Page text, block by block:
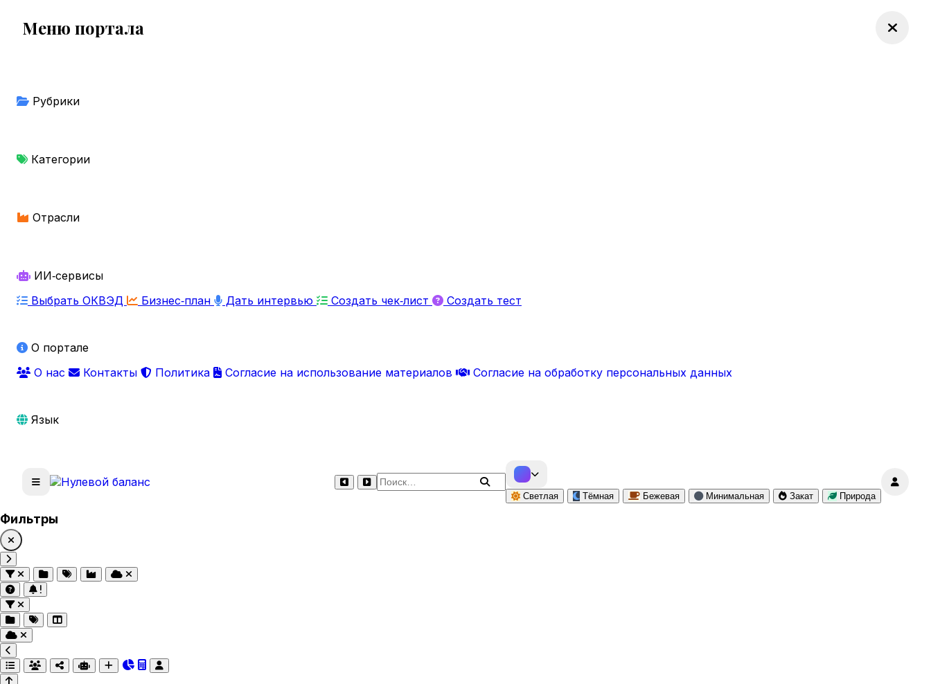
Меню портала
Рубрики
Категории
Отрасли
ИИ‑сервисы
Выбрать ОКВЭД
Бизнес‑план Дать интервью Создать чек‑лист Создать тест
О портале
О нас
Контакты Политика Согласие на использование материалов Согласие на обработку персональных данных
Язык
Поиск по сайту
Светлая Тёмная Бежевая Минимальная Закат Природа
Фильтры